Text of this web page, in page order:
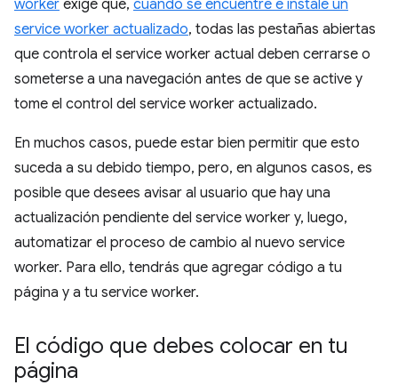
worker exige que, cuando se encuentre e instale un
service worker actualizado, todas las pestañas abiertas
que controla el service worker actual deben cerrarse o
someterse a una navegación antes de que se active y
tome el control del service worker actualizado.
En muchos casos, puede estar bien permitir que esto
suceda a su debido tiempo, pero, en algunos casos, es
posible que desees avisar al usuario que hay una
actualización pendiente del service worker y, luego,
automatizar el proceso de cambio al nuevo service
worker. Para ello, tendrás que agregar código a tu
página y a tu service worker.
El código que debes colocar en tu
página